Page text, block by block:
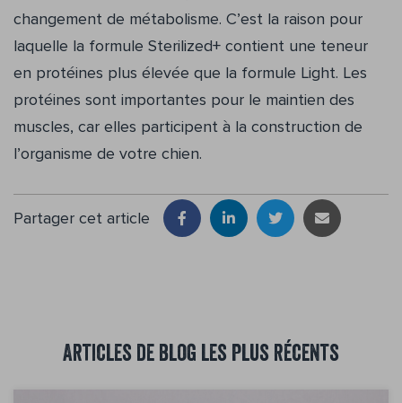
changement de métabolisme. C’est la raison pour
laquelle la formule Sterilized+ contient une teneur
en protéines plus élevée que la formule Light. Les
protéines sont importantes pour le maintien des
muscles, car elles participent à la construction de
l’organisme de votre chien.
Partager cet article
Articles de blog les plus récents